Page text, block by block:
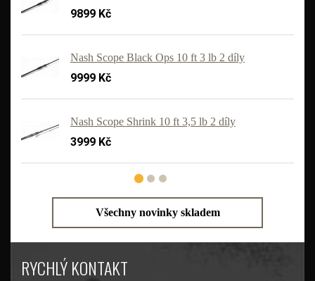
9899 Kč
Nash Scope Black Ops 10 ft 3 lb 2 díly
9999 Kč
Nash Scope Shrink 10 ft 3,5 lb 2 díly
3999 Kč
Všechny novinky skladem
RYCHLÝ KONTAKT